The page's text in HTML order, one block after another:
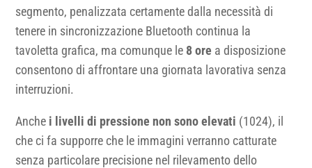
segmento, penalizzata certamente dalla necessità di
tenere in sincronizzazione Bluetooth continua la
tavoletta grafica, ma comunque le 8 ore a disposizione
consentono di affrontare una giornata lavorativa senza
interruzioni.
Anche i livelli di pressione non sono elevati (1024), il
che ci fa supporre che le immagini verranno catturate
senza particolare precisione nel rilevamento dello